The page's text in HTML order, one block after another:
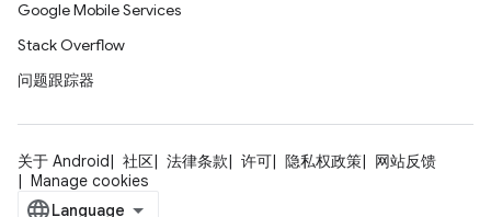
Google Mobile Services
Stack Overflow
问题跟踪器
关于 Android 社区 法律条款 许可 隐私权政策
网站反馈
Manage cookies